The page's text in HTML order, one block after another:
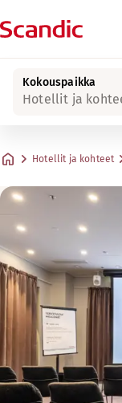
Kokouspaikka
Hotellit ja
Hotellit ja kohteet